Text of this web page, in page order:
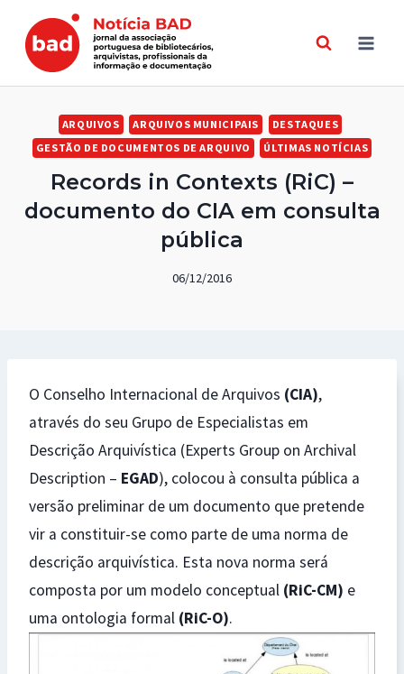
content
ARQUIVOS ARQUIVOS MUNICIPAIS
DESTAQUES
GESTÃO DE DOCUMENTOS DE ARQUIVO
ÚLTIMAS NOTÍCIAS
Records in Contexts (RiC) –
documento do CIA em consulta
pública
06/12/2016
O Conselho Internacional de Arquivos (CIA),
através do seu Grupo de Especialistas em
Descrição Arquivística (Experts Group on Archival
Description – EGAD), colocou à consulta pública a
versão preliminar de um documento que pretende
vir a constituir-se como parte de uma norma de
descrição arquivística. Esta nova norma será
composta por um modelo conceptual (RiC-CM) e
uma ontologia formal (RiC-O).